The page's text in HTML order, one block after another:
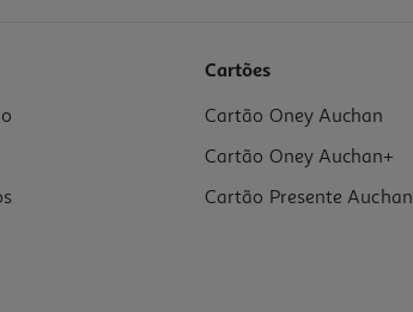
Cartões
Cartão Oney Auchan
Cartão Oney Auchan+
Cartão Presente Auchan